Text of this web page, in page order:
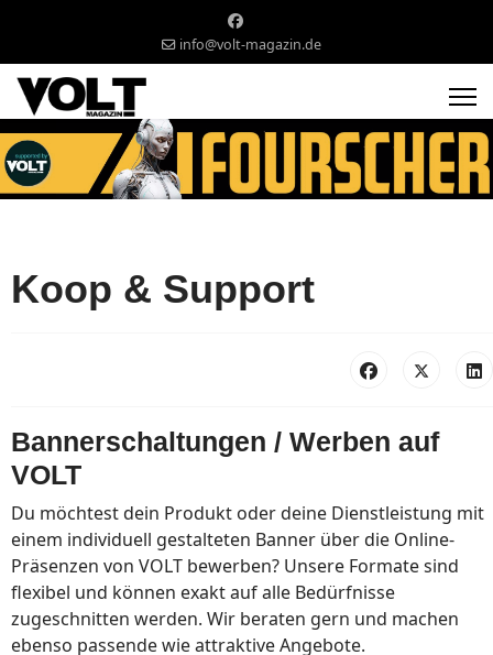
info@volt-magazin.de
Koop & Support
Bannerschaltungen / Werben auf
VOLT
Du möchtest dein Produkt oder deine Dienstleistung mit
einem individuell gestalteten Banner über die Online-
Präsenzen von VOLT bewerben? Unsere Formate sind
flexibel und können exakt auf alle Bedürfnisse
zugeschnitten werden. Wir beraten gern und machen
ebenso passende wie attraktive Angebote.